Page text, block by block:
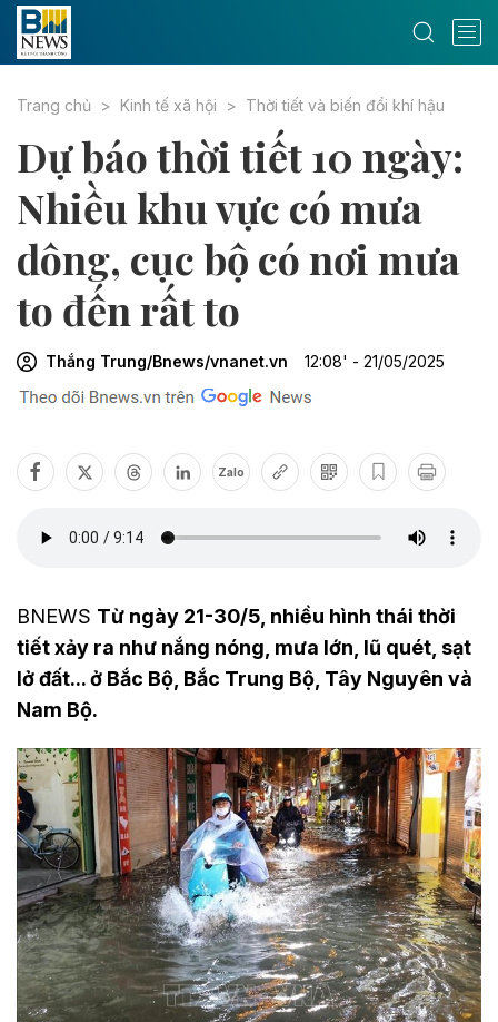
Trang chủ Kinh tế xã hội Thời tiết và biến đổi khí hậu
Dự báo thời tiết 10 ngày:
Nhiều khu vực có mưa
dông, cục bộ có nơi mưa
to đến rất to
Thắng Trung/Bnews/vnanet.vn 12:08' - 21/05/2025
Zalo
BNEWS Từ ngày 21-30/5, nhiều hình thái thời
tiết xảy ra như nắng nóng, mưa lớn, lũ quét, sạt
lở đất... ở Bắc Bộ, Bắc Trung Bộ, Tây Nguyên và
Nam Bộ.